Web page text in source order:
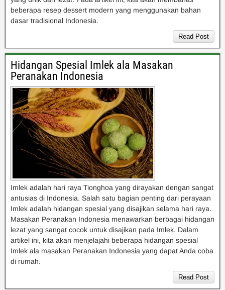
beberapa resep dessert modern yang menggunakan bahan
dasar tradisional Indonesia.
Read Post
Hidangan Spesial Imlek ala Masakan
Peranakan Indonesia
Imlek adalah hari raya Tionghoa yang dirayakan dengan sangat
antusias di Indonesia. Salah satu bagian penting dari perayaan
Imlek adalah hidangan spesial yang disajikan selama hari raya.
Masakan Peranakan Indonesia menawarkan berbagai hidangan
lezat yang sangat cocok untuk disajikan pada Imlek. Dalam
artikel ini, kita akan menjelajahi beberapa hidangan spesial
Imlek ala masakan Peranakan Indonesia yang dapat Anda coba
di rumah.
Read Post